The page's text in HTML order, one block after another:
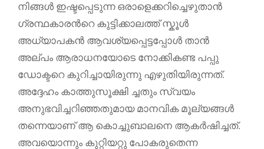
നിങ്ങൾ ഇഷ്ടപ്പെടുന്ന ഒരാളെക്കറിച്ചെഴുതാൻ
ഗ്രന്ഥകാരന്‍റെ കുട്ടിക്കാലത്ത് സ്കൂൾ
അധ്യാപകൻ ആവശ്യപ്പെട്ടപ്പോൾ താൻ
അല്പം ആരാധനയോടെ നോക്കികണ്ട പപ്പു
ഡോക്ടറെ കുറിച്ചായിരുന്നു എഴുതിയിരുന്നത്.
അദ്ദേഹം കാത്തുസൂക്ഷി ച്ചതും സ്വയം
അനുഭവിച്ചറിഞ്ഞതുമായ മാനവിക മൂല്യങ്ങൾ
തന്നെയാണ് ആ കൊച്ചുബാലനെ ആകർഷിച്ചത്.
അവയൊന്നും കുറ്റിയറ്റു പോകരുതെന്ന